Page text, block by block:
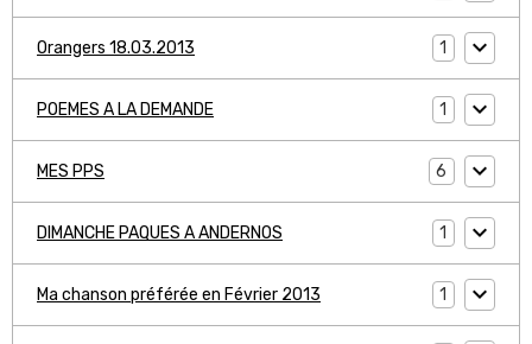
Orangers 18.03.2013 1
POEMES A LA DEMANDE 1
MES PPS 6
DIMANCHE PAQUES A ANDERNOS 1
Ma chanson préférée en Février 2013 1